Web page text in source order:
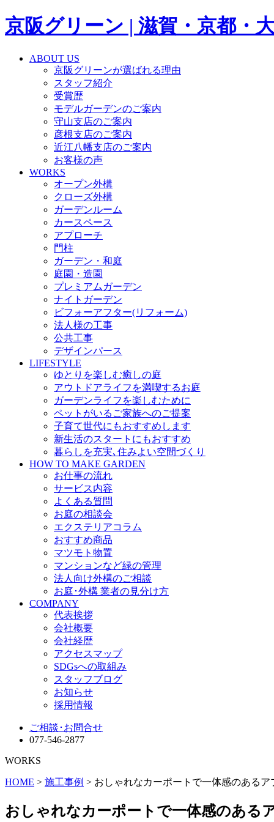
京阪グリーン | 滋賀・京都・
ABOUT US
京阪グリーンが選ばれる理由
スタッフ紹介
受賞歴
モデルガーデンのご案内
守山支店のご案内
彦根支店のご案内
近江八幡支店のご案内
お客様の声
WORKS
オープン外構
クローズ外構
ガーデンルーム
カースペース
アプローチ
門柱
ガーデン・和庭
庭園・造園
プレミアムガーデン
ナイトガーデン
ビフォーアフター(リフォーム)
法人様の工事
公共工事
デザインパース
LIFESTYLE
ゆとりを楽しむ癒しの庭
アウトドアライフを満喫するお庭
ガーデンライフを楽しむために
ペットがいるご家族へのご提案
子育て世代にもおすすめします
新生活のスタートにもおすすめ
暮らしを充実､住みよい空間づくり
HOW TO MAKE GARDEN
お仕事の流れ
サービス内容
よくある質問
お庭の相談会
エクステリアコラム
おすすめ商品
マツモト物置
マンションなど緑の管理
法人向け外構のご相談
お庭･外構 業者の見分け方
COMPANY
代表挨拶
会社概要
会社経歴
アクセスマップ
SDGsへの取組み
スタッフブログ
お知らせ
採用情報
ご相談･お問合せ
077-546-2877
WORKS
HOME > 施工事例 > おしゃれなカーポートで一体感のある
おしゃれなカーポートで一体感のあ